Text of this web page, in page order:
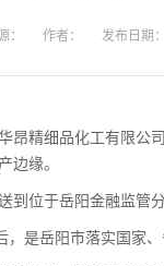
： 作者： 发布日期
精细品化工有限公
边缘。
位于岳阳金融监管
是岳阳市落实国家